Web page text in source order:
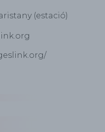
(estació)